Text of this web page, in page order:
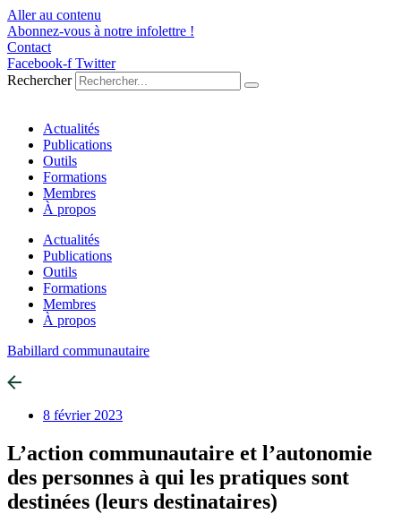
Aller au contenu
Abonnez-vous à notre infolettre !
Contact
Facebook-f Twitter
Rechercher
Actualités
Publications
Outils
Formations
Membres
À propos
Actualités
Publications
Outils
Formations
Membres
À propos
Babillard communautaire
8 février 2023
L’action communautaire et l’autonomie
des personnes à qui les pratiques sont
destinées (leurs destinataires)